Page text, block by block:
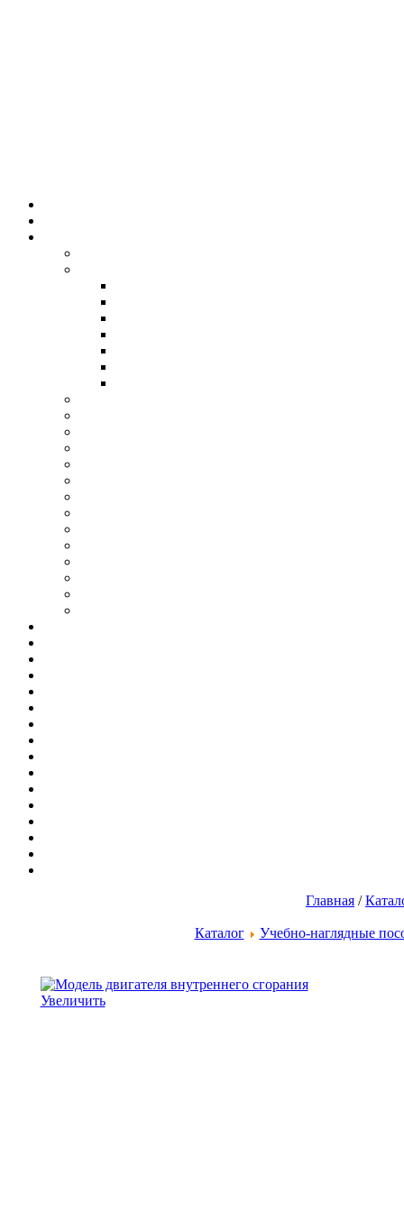
Главная /
Каталог Учебно-наглядные
Увеличить